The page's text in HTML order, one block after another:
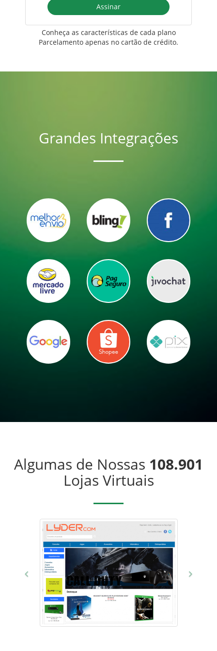
Assinar
Conheça as características de cada plano
Parcelamento apenas no cartão de crédito.
Grandes Integrações
Algumas de Nossas 108.901
Lojas Virtuais